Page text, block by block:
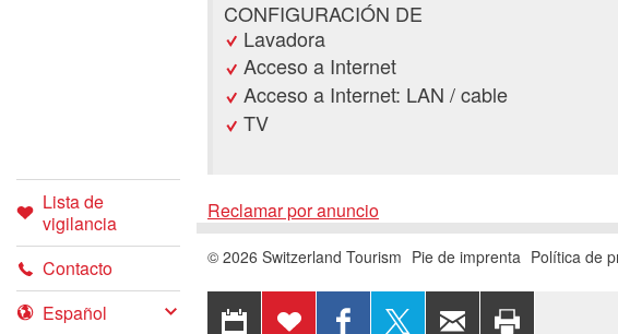
Lista de
vigilancia
Contacto
CONFIGURACIÓN DE
Lavadora
Acceso a Internet
Acceso a Internet: LAN / cable
TV
Solicitud de
Reclamar
Reclamar por anuncio
EXPORTAR A
AÑADIR ACOMPARTIRCOMPARTIRRECOMENDAR
© 2026 Switzerland Tourism Pie de imprenta Política de